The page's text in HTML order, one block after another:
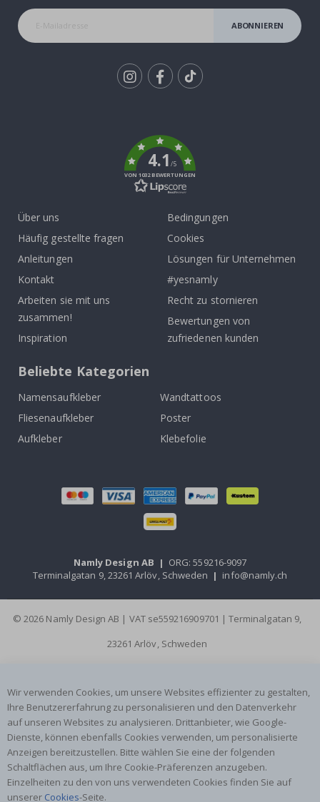
ABONNIEREN
4.1/5
VON 1032 BEWERTUNGEN
Über uns
Häufig gestellte fragen
Anleitungen
Kontakt
Arbeiten sie mit uns
zusammen!
Inspiration
Bedingungen
Cookies
Lösungen für Unternehmen
#yesnamly
Recht zu stornieren
Bewertungen von
zufriedenen kunden
Beliebte Kategorien
Namensaufkleber
Wandtattoos
Fliesenaufkleber
Poster
Aufkleber
Klebefolie
Namly Design AB | ORG: 559216-9097
Terminalgatan 9, 23261 Arlöv, Schweden | info@namly.ch
© 2026 Namly Design AB | VAT se559216909701 | Terminalgatan 9,
23261 Arlöv, Schweden
Wir verwenden Cookies, um unsere Websites effizienter zu gestalten,
Ihre Benutzererfahrung zu personalisieren und den Datenverkehr
auf unseren Websites zu analysieren. Drittanbieter, wie Google-
Dienste, können ebenfalls Cookies verwenden, um personalisierte
Anzeigen bereitzustellen. Bitte wählen Sie eine der folgenden
Schaltflächen aus, um Ihre Cookie-Präferenzen anzugeben.
Einzelheiten zu den von uns verwendeten Cookies finden Sie auf
unserer Cookies-Seite.